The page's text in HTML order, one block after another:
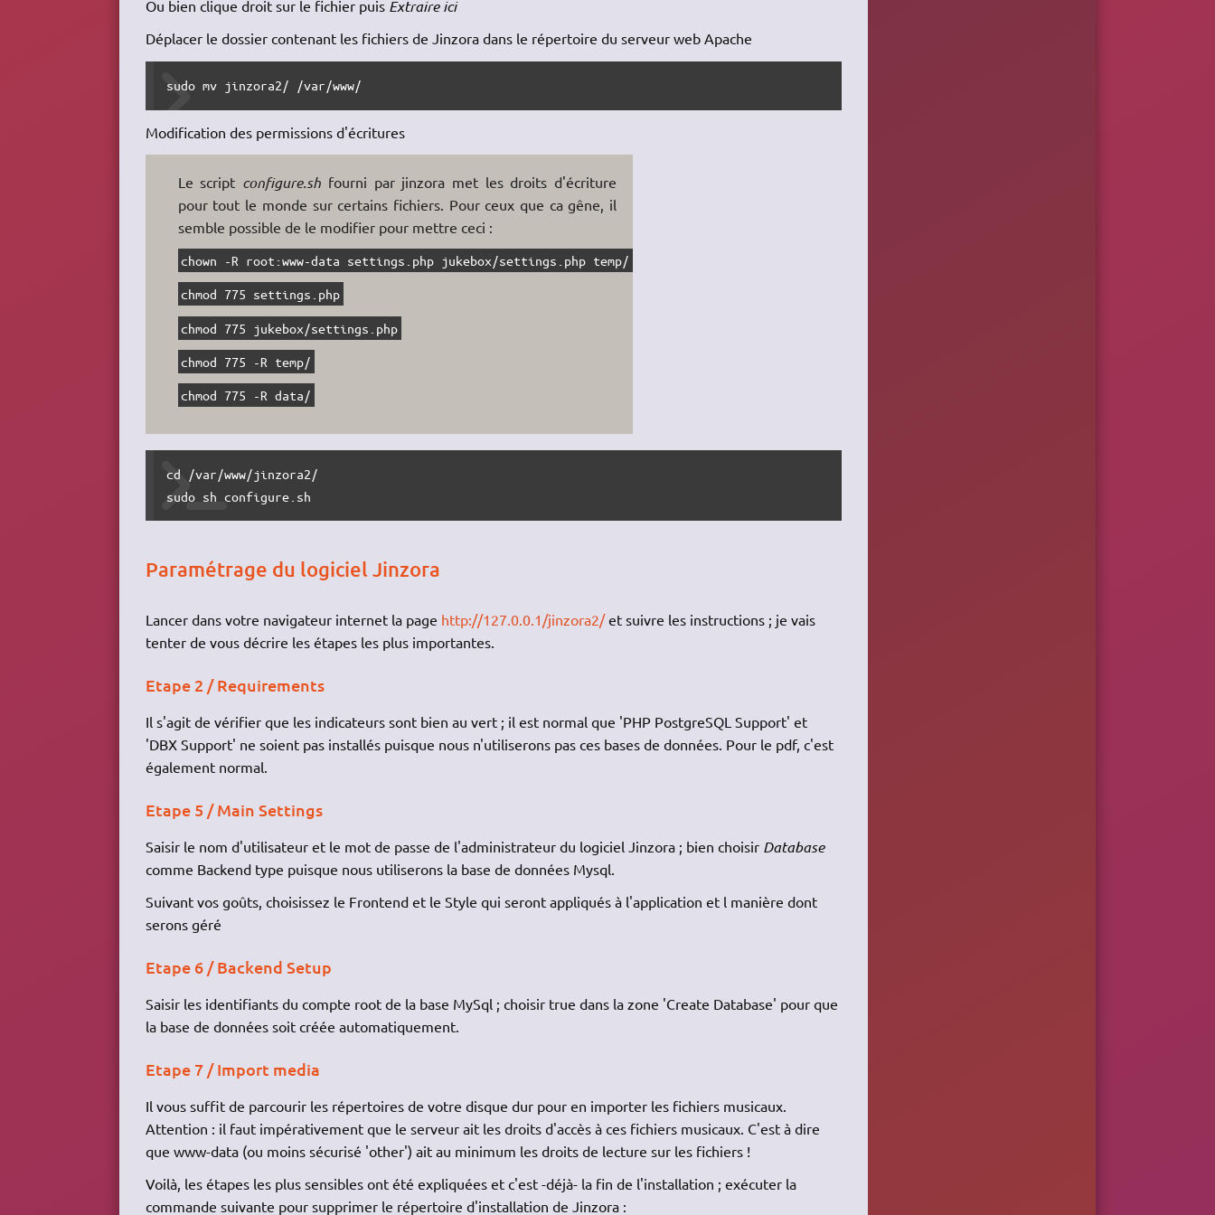
Ou bien clique droit sur le fichier puis Extraire ici
Déplacer le dossier contenant les fichiers de Jinzora dans le répertoire du serveur web Apache
sudo mv jinzora2/ /var/www/
Modification des permissions d'écritures
Le script configure.sh fourni par jinzora met les droits d'écriture
pour tout le monde sur certains fichiers. Pour ceux que ca gêne, il
semble possible de le modifier pour mettre ceci :
chown -R root:www-data settings.php jukebox/settings.php temp/ data/
chmod 775 settings.php
chmod 775 jukebox/settings.php
chmod 775 -R temp/
chmod 775 -R data/
cd /var/www/jinzora2/
sudo sh configure.sh
Paramétrage du logiciel Jinzora
Lancer dans votre navigateur internet la page http://127.0.0.1/jinzora2/et suivre les instructions ; je vais
tenter de vous décrire les étapes les plus importantes.
Etape 2 / Requirements
Il s'agit de vérifier que les indicateurs sont bien au vert ; il est normal que 'PHP PostgreSQL Support' et
'DBX Support' ne soient pas installés puisque nous n'utiliserons pas ces bases de données. Pour le pdf, c'est
également normal.
Etape 5 / Main Settings
Saisir le nom d'utilisateur et le mot de passe de l'administrateur du logiciel Jinzora ; bien choisir Database
comme Backend type puisque nous utiliserons la base de données Mysql.
Suivant vos goûts, choisissez le Frontend et le Style qui seront appliqués à l'application et l manière dont
serons géré
Etape 6 / Backend Setup
Saisir les identifiants du compte root de la base MySql ; choisir true dans la zone 'Create Database' pour que
la base de données soit créée automatiquement.
Etape 7 / Import media
Il vous suffit de parcourir les répertoires de votre disque dur pour en importer les fichiers musicaux.
Attention : il faut impérativement que le serveur ait les droits d'accès à ces fichiers musicaux. C'est à dire
que www-data (ou moins sécurisé 'other') ait au minimum les droits de lecture sur les fichiers !
Voilà, les étapes les plus sensibles ont été expliquées et c'est -déjà- la fin de l'installation ; exécuter la
commande suivante pour supprimer le répertoire d'installation de Jinzora :